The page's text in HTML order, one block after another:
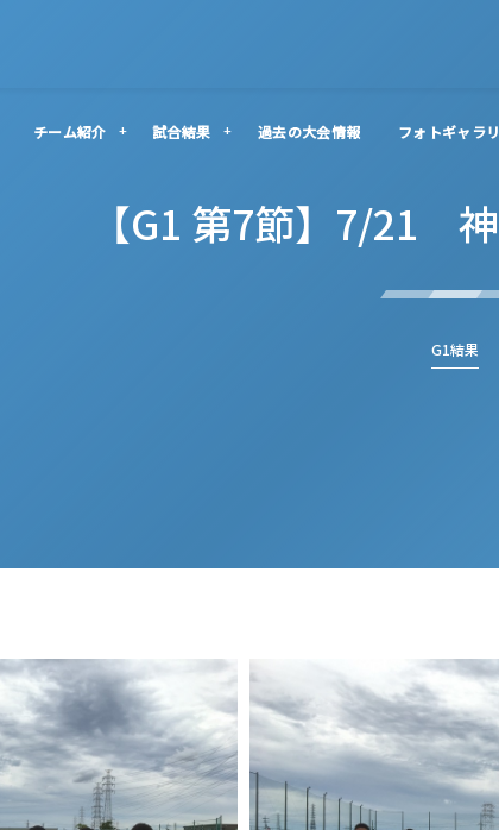
チーム紹介 試合結果 過去の大会情報 フォトギャラ
【G1 第7節】7/21
G1結果